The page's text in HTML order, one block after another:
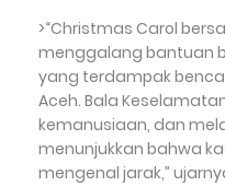
>“Christmas Carol
menggalang bantuan
yang terdampak
Aceh. Bala
kemanusiaan, dan
menunjukkan bahwa
mengenal jarak,”